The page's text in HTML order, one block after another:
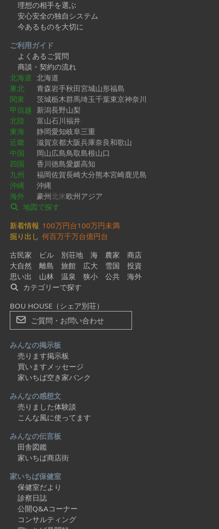
理想の相手を選ぶ
安心安全の独自システム
今あるものを大切に
ご利用ガイド
よくあるご質問
商談・契約の流れ
北海道 北海道
東北
青森岩手秋田宮城山形福島
関東
茨城栃木群馬埼玉千葉東京神奈川
甲信越 新潟長野山梨
北陸
富山石川福井
東海
静岡愛知岐阜三重
近畿
滋賀京都大阪兵庫奈良和歌山
中国
岡山広島鳥取島根山口
四国
香川徳島愛媛高知
九州
福岡佐賀長崎大分熊本宮崎鹿児島
沖縄
沖縄
海外
豪州北米欧州アジア
地図で探す
新着情報 100万円台100万円未満
掘り出し 何百万千万台億円台
古民家
ビル 別荘地 海 農家
商店
大自然
離島 旅館 広大 雪国
投資
思い出
山林 温泉 狭小 公共
海外
カテゴリーで探す
BOU HOUSE（シェア別荘）
ご質問・お問い合わせ
みんなの掲示板
売ります掲示板
買いますメッセージ
家いちば空き家バンク
みんなの感想文
売りました体験談
こんな風に使ってます
みんなの伝言板
田舎図鑑
家いちば商店街
家いちば保健室
保健室だより
診察日誌
公開Q&Aコーナー
コンサルティング